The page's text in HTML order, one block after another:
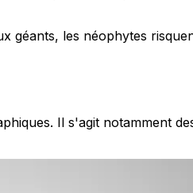
géants, les néophytes
Il s'agit notamment